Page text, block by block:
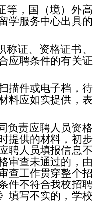
等，国（境）外高
学服务中心出具的
称证、资格证书、
应聘条件的有关证
描件或电子档，待
料应如实提供，表
负责应聘人员资格
提供的材料，初步
聘人员填报信息不
审查未通过的，由
查工作贯穿整个招
件不符合我校招聘
填写不实的，学校